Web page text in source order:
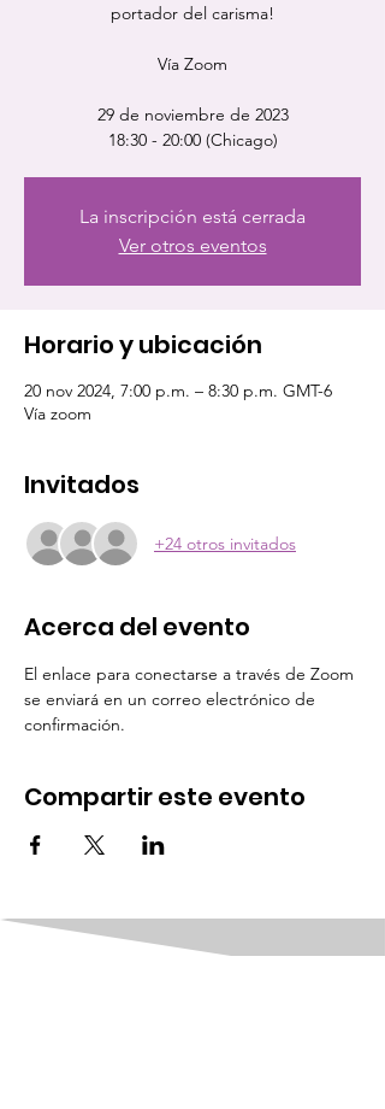
portador del carisma!
Vía Zoom
29 de noviembre de 2023
18:30 - 20:00 (Chicago)
La inscripción está cerrada
Ver otros eventos
Horario y ubicación
20 nov 2024, 7:00 p.m. – 8:30 p.m. GMT-6
Vía zoom
Invitados
+24 otros invitados
Acerca del evento
El enlace para conectarse a través de Zoom
se enviará en un correo electrónico de
confirmación.
Compartir este evento